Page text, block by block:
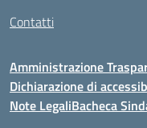
Contatti
Amministrazione
Dichiarazione di
Note LegaliBacheca